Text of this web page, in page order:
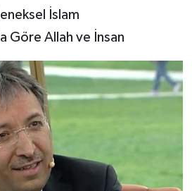
İslam
Göre Allah ve İnsan